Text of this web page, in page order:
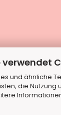
verwendet
und ähnliche
die